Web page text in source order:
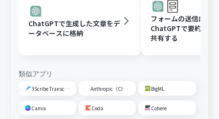
ChatGPTで生成した文章をデ
ータベースに格納
フォームの送信内容を
ChatGPTで要約し、
共有する
類似アプリ
3Scribe Transcription Anthropic（Claude） BigML
Canva Coda Cohere